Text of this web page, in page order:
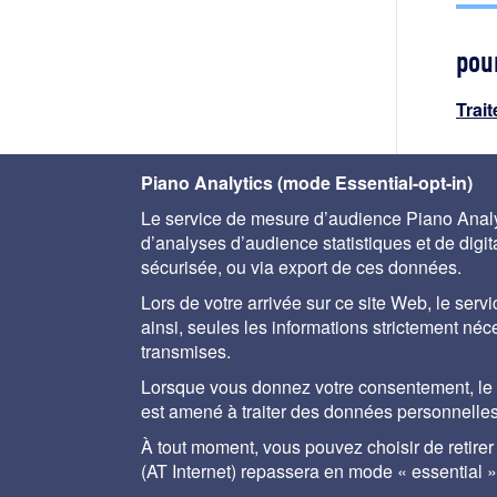
A propos Aide
Le Memento
ainsi que des
hommes de
Piano Analytics (mode Essential-opt-in)
Le service de mesure d’audience Piano
d’analyses d’audience statistiques et de
sécurisée, ou via export de ces données.
Lors de votre arrivée sur ce site Web, le
ainsi, seules les informations strictement
transmises.
Lorsque vous donnez votre consentement,
est amené à traiter des données
À tout moment, vous pouvez choisir de
(AT Internet) repassera en mode « essential